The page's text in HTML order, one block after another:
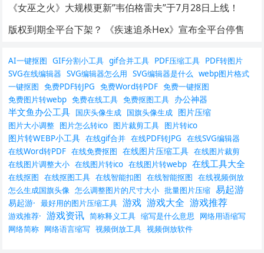
《女巫之火》大规模更新”韦伯格雷夫”于7月28日上线！
版权到期全平台下架？ 《疾速追杀Hex》宣布全平台停售
AI一键抠图 GIF分割小工具 gif合并工具 PDF压缩工具 PDF转图片
SVG在线编辑器 SVG编辑器怎么用 SVG编辑器是什么 webp图片格式
一键抠图 免费PDF转JPG 免费Word转PDF 免费一键抠图
免费图片转webp 免费在线工具 免费抠图工具 办公神器
半文鱼办公工具 国庆头像生成 国旗头像生成 图片压缩
图片大小调整 图片怎么转ico 图片裁剪工具 图片转ico
图片转WEBP小工具 在线gif合并 在线PDF转JPG 在线SVG编辑器
在线Word转PDF 在线免费抠图 在线图片压缩工具 在线图片裁剪
在线图片调整大小 在线图片转ico 在线图片转webp 在线工具大全
在线抠图 在线抠图工具 在线智能扣图 在线智能抠图 在线视频倒放
怎么生成国旗头像 怎么调整图片的尺寸大小 批量图片压缩 易起游
易起游· 最好用的图片压缩工具 游戏 游戏大全 游戏推荐
游戏推荐· 游戏资讯 简称释义工具 缩写是什么意思
网络用语缩写
网络简称 网络语言缩写 视频倒放工具 视频倒放软件